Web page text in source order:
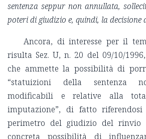
sentenza seppur non annullata,
poteri di giudizio e, quindi, la decisione
Ancora, di interesse per il
risulta Sez. U, n. 20 del 09/10/
che ammette la possibilità di
“statuizioni della sentenza
modificabili e relative alla
imputazione”, di fatto
perimetro del giudizio del rinvio
concreta possibilità di